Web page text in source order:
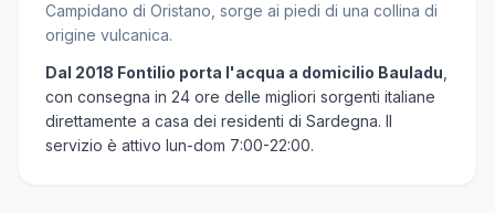
Campidano di Oristano, sorge ai piedi di una collina di
origine vulcanica.
Dal 2018 Fontilio porta l'acqua a domicilio Bauladu
con consegna in 24 ore delle migliori sorgenti italiane
direttamente a casa dei residenti di Sardegna. Il
servizio è attivo lun-dom 7:00-22:00.